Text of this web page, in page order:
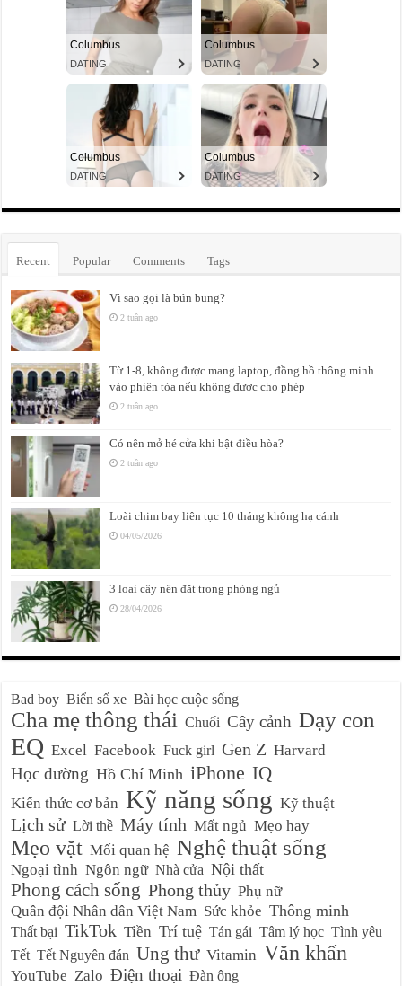
Recent Popular Comments Tags
Vì sao gọi là bún bung?
2 tuần ago
Từ 1-8, không được mang laptop, đồng hồ thông minh
vào phiên tòa nếu không được cho phép
2 tuần ago
Có nên mở hé cửa khi bật điều hòa?
2 tuần ago
Loài chim bay liên tục 10 tháng không hạ cánh
04/05/2026
3 loại cây nên đặt trong phòng ngủ
28/04/2026
Bad boy Biển số xe Bài học cuộc sống
Cha mẹ thông thái Chuối Cây cảnh Dạy con
EQ Excel Facebook Fuck girl Gen Z Harvard
Học đường Hồ Chí Minh iPhone IQ
Kiến thức cơ bản Kỹ năng sống Kỹ thuật
Lịch sử Lời thề Máy tính Mất ngủ Mẹo hay
Mẹo vặt Mối quan hệ Nghệ thuật sống
Ngoại tình Ngôn ngữ Nhà cửa Nội thất
Phong cách sống Phong thủy Phụ nữ
Quân đội Nhân dân Việt Nam Sức khỏe Thông minh
Thất bại TikTok Tiền Trí tuệ Tán gái Tâm lý học Tình yêu
Tết Tết Nguyên đán Ung thư Vitamin Văn khấn
YouTube Zalo Điện thoại Đàn ông